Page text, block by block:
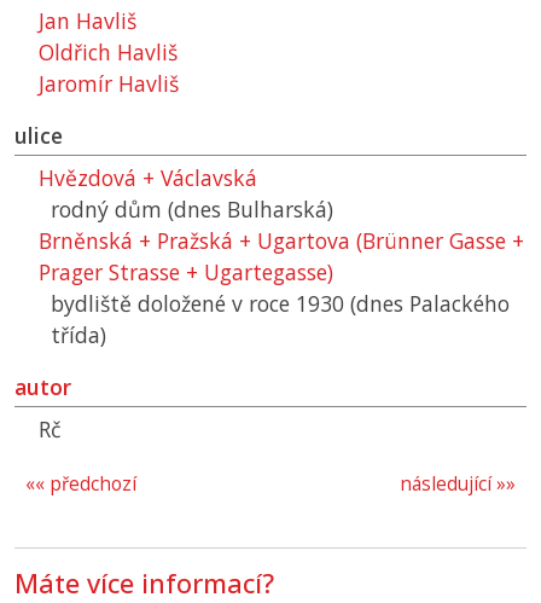
Jan Havliš
Oldřich Havliš
Jaromír Havliš
ulice
Hvězdová + Václavská
rodný dům (dnes Bulharská)
Brněnská + Pražská + Ugartova (Brünner Gasse +
Prager Strasse + Ugartegasse)
bydliště doložené v roce 1930 (dnes Palackého
třída)
autor
Rč
následující »»
«« předchozí
Máte více informací?